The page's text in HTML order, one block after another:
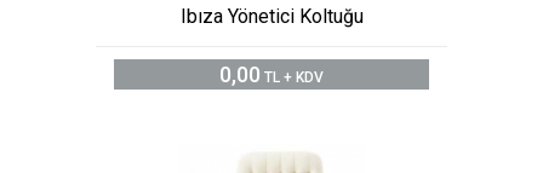
Ibıza Yönetici Koltuğu
0,00 TL + KDV